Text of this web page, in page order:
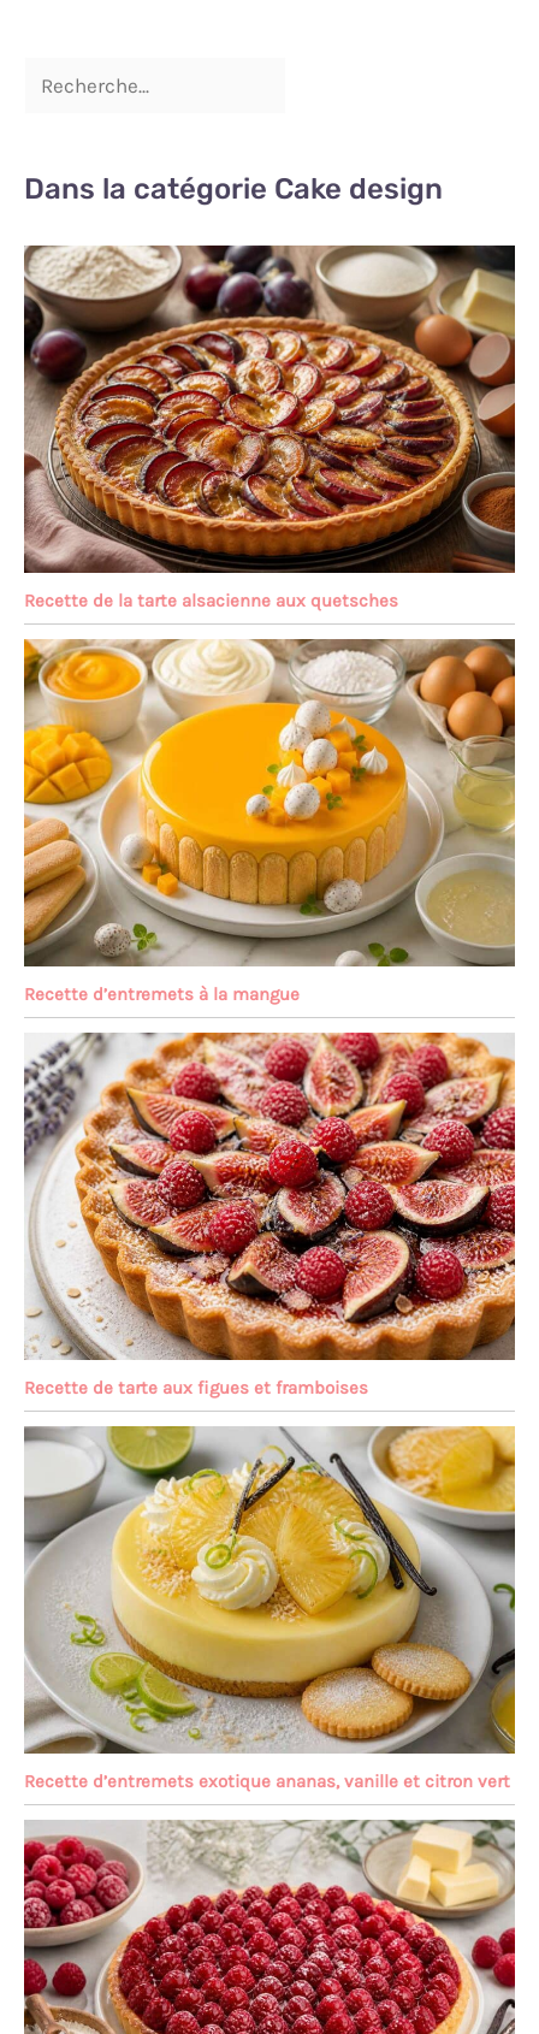
Dans la catégorie Cake design
Recette de la tarte alsacienne aux quetsches
Recette d’entremets à la mangue
Recette de tarte aux figues et framboises
Recette d’entremets exotique ananas, vanille et citron vert